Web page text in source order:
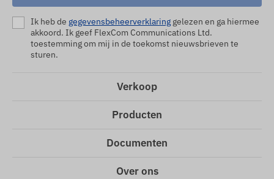
Ik heb de gegevensbeheerverklaring gelezen en ga hiermee
akkoord. Ik geef FlexCom Communications Ltd.
toestemming om mij in de toekomst nieuwsbrieven te
sturen.
Verkoop
Producten
Documenten
Over ons